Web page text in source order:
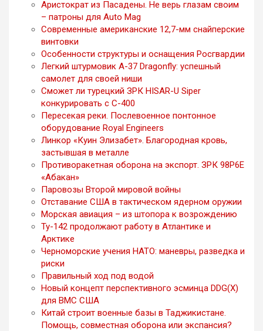
Аристократ из Пасадены. Не верь глазам своим
– патроны для Auto Mag
Современные американские 12,7-мм снайперские
винтовки
Особенности структуры и оснащения Росгвардии
Легкий штурмовик A-37 Dragonfly: успешный
самолет для своей ниши
Сможет ли турецкий ЗРК HISAR-U Siper
конкурировать с С-400
Пересекая реки. Послевоенное понтонное
оборудование Royal Engineers
Линкор «Куин Элизабет». Благородная кровь,
застывшая в металле
Противоракетная оборона на экспорт. ЗРК 98Р6Е
«Абакан»
Паровозы Второй мировой войны
Отставание США в тактическом ядерном оружии
Морская авиация – из штопора к возрождению
Ту-142 продолжают работу в Атлантике и
Арктике
Черноморские учения НАТО: маневры, разведка и
риски
Правильный ход под водой
Новый концепт перспективного эсминца DDG(X)
для ВМС США
Китай строит военные базы в Таджикистане.
Помощь, совместная оборона или экспансия?